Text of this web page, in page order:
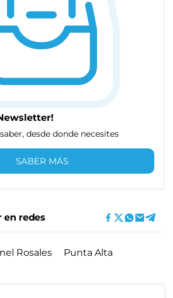
desde donde necesites
SABER MÁS
en redes
Rosales Punta Alta